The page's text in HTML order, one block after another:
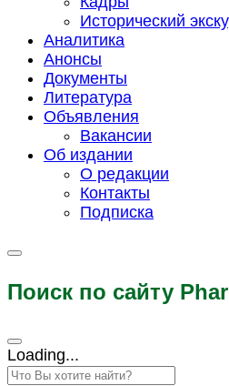
Исторический
Аналитика
Анонсы
Документы
Литература
Объявления
Вакансии
Об издании
О редакции
Контакты
Подписка
Поиск по сайту
Loading...